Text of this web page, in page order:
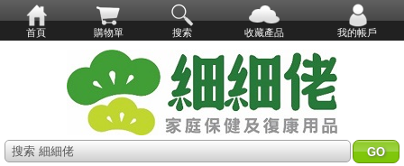
首頁 購物單 搜索 收藏產品 我的帳戶
搜索 細細佬